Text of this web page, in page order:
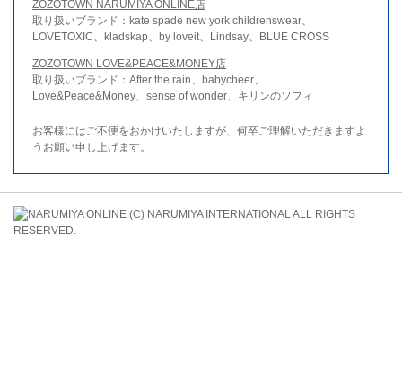
ZOZOTOWN NARUMIYA ONLINE店
取り扱いブランド：kate spade new york childrenswear、
LOVETOXIC、kladskap、by loveit、Lindsay、BLUE CROSS
ZOZOTOWN LOVE&PEACE&MONEY店
取り扱いブランド：After the rain、babycheer、
Love&Peace&Money、sense of wonder、キリンのソフィ
お客様にはご不便をおかけいたしますが、何卒ご理解いただきますよ
うお願い申し上げます。